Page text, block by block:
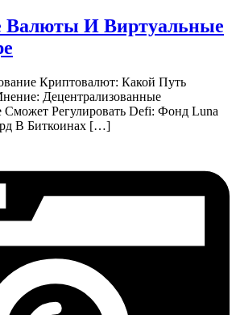
Валюты И Виртуальные
Криптовалют: Какой Путь
Децентрализованные
Регулировать Defi: Фонд Luna
В Биткоинах […]